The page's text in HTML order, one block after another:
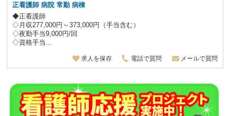
正看護師 病院 常勤 病棟
◆正看護師
◇月収277,000円～373,000円（手当含む）
◇夜勤手当9,000円/回
◇資格手当...
求人を保存 電話で質問 メールで質問